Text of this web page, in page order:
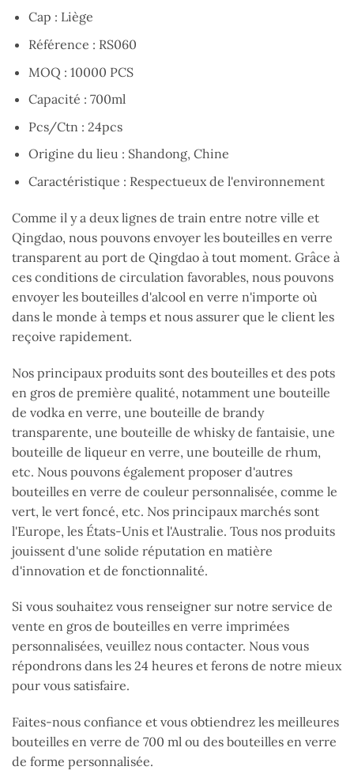
Cap : Liège
Référence : RS060
MOQ : 10000 PCS
Capacité : 700ml
Pcs/Ctn : 24pcs
Origine du lieu : Shandong, Chine
Caractéristique : Respectueux de l'environnement
Comme il y a deux lignes de train entre notre ville et
Qingdao, nous pouvons envoyer les bouteilles en verre
transparent au port de Qingdao à tout moment. Grâce à
ces conditions de circulation favorables, nous pouvons
envoyer les bouteilles d'alcool en verre n'importe où
dans le monde à temps et nous assurer que le client les
reçoive rapidement.
Nos principaux produits sont des bouteilles et des pots
en gros de première qualité, notamment une bouteille
de vodka en verre, une bouteille de brandy
transparente, une bouteille de whisky de fantaisie, une
bouteille de liqueur en verre, une bouteille de rhum,
etc. Nous pouvons également proposer d'autres
bouteilles en verre de couleur personnalisée, comme le
vert, le vert foncé, etc. Nos principaux marchés sont
l'Europe, les États-Unis et l'Australie. Tous nos produits
jouissent d'une solide réputation en matière
d'innovation et de fonctionnalité.
Si vous souhaitez vous renseigner sur notre service de
vente en gros de bouteilles en verre imprimées
personnalisées, veuillez nous contacter. Nous vous
répondrons dans les 24 heures et ferons de notre mieux
pour vous satisfaire.
Faites-nous confiance et vous obtiendrez les meilleures
bouteilles en verre de 700 ml ou des bouteilles en verre
de forme personnalisée.